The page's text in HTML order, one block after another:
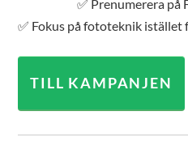
baserat på
kundrecension
✅ Prenumerera på
✅ Fokus på fototeknik istället
TILL KAMPANJEN